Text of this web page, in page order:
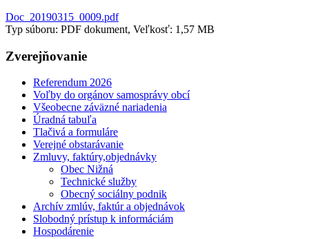
Doc_20190315_0009.pdf
Typ súboru: PDF dokument, Veľkosť: 1,57 MB
Zverejňovanie
Referendum 2026
Voľby do orgánov samosprávy obcí
Všeobecne záväzné nariadenia
Úradná tabuľa
Tlačivá a formuláre
Verejné obstarávanie
Zmluvy, faktúry,objednávky
Obec Nižná
Technické služby
Obecný sociálny podnik
Archív zmlúv, faktúr a objednávok
Slobodný prístup k informáciám
Hospodárenie